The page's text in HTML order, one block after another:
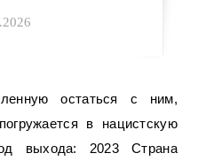
в нацистскую
выхода: 2023 Страна